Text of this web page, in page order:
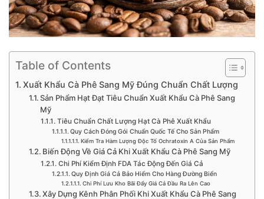
Table of Contents
Xuất Khẩu Cà Phê Sang Mỹ Đúng Chuẩn Chất Lượng
Sản Phẩm Hạt Đạt Tiêu Chuẩn Xuất Khẩu Cà Phê Sang
Mỹ
Tiêu Chuẩn Chất Lượng Hạt Cà Phê Xuất Khẩu
Quy Cách Đóng Gói Chuẩn Quốc Tế Cho Sản Phẩm
Kiểm Tra Hàm Lượng Độc Tố Ochratoxin A Của Sản Phẩm
Biến Động Về Giá Cả Khi Xuất Khẩu Cà Phê Sang Mỹ
Chi Phí Kiểm Định FDA Tác Động Đến Giá Cả
Quy Định Giá Cả Bảo Hiểm Cho Hàng Đường Biển
Chi Phí Lưu Kho Bãi Đẩy Giá Cả Đầu Ra Lên Cao
Xây Dựng Kênh Phân Phối Khi Xuất Khẩu Cà Phê Sang